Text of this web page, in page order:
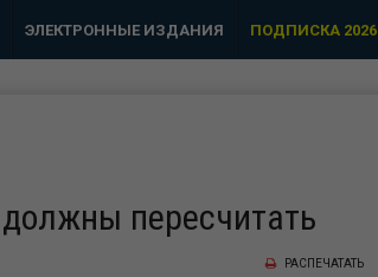
ЭЛЕКТРОННЫЕ ИЗДАНИЯ ПОДПИСКА 2026
пересчитать
РАСПЕЧАТАТЬ